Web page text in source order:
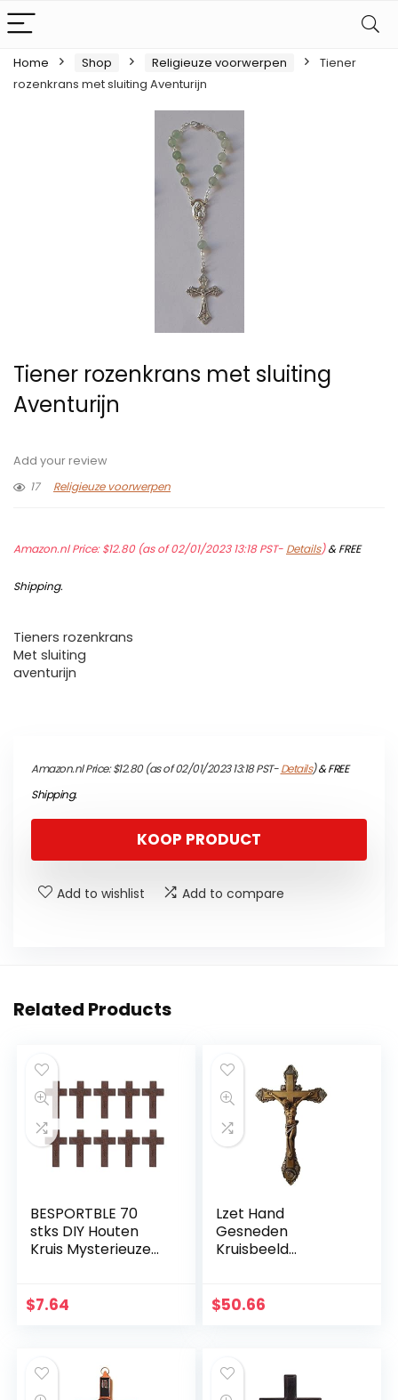
Home Shop Religieuze voorwerpen
Tiener
rozenkrans met sluiting Aventurijn
Tiener rozenkrans met sluiting
Aventurijn
Add your review
17
Religieuze voorwerpen
Amazon.nl Price:$12.80(as of 02/01/2023 13:18 PST- Details)&FREE
Shipping.
Tieners rozenkrans
Met sluiting
aventurijn
Amazon.nl Price:$12.80(as of 02/01/2023 13:18 PST-Details)&FREE
Shipping.
KOOP PRODUCT
Add to wishlist Add to compare
Related Products
BESPORTBLE 70
stks DIY Houten
Kruis Mysterieuze
Ornamenten Jezus
$7.64
Lzet Hand
Gesneden
Kruisbeeld
Hars Materiaal
$50.66